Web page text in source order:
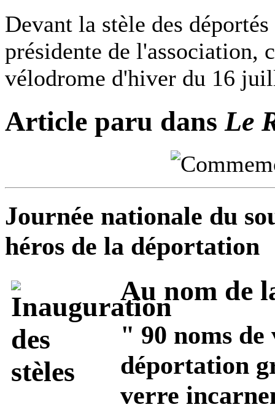
Devant la stèle des
présidente de l'association,
vélodrome d'hiver du 16
Article paru dans Le
Journée nationale du
héros de la déportation
Au nom de
" 90 noms de
déportation
verre